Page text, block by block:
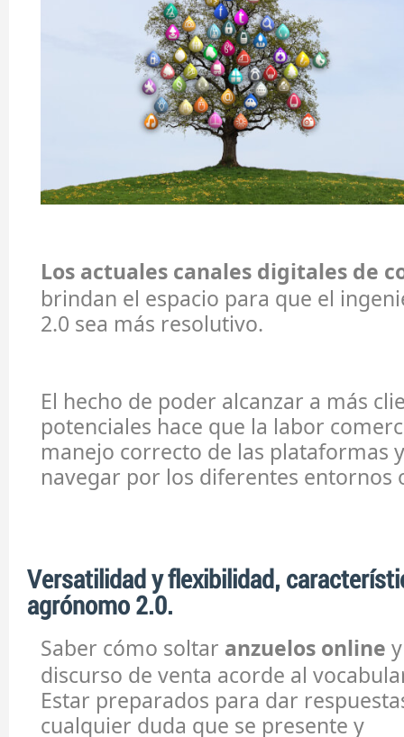
Los actuales canales digitales de
brindan el espacio para que el
2.0 sea más resolutivo.
El hecho de poder alcanzar a más
potenciales hace que la labor
manejo correcto de las plataformas
navegar por los diferentes entornos
Versatilidad y flexibilidad,
agrónomo 2.0.
Saber cómo soltar anzuelos online
discurso de venta acorde al
Estar preparados para dar
cualquier duda que se presente y